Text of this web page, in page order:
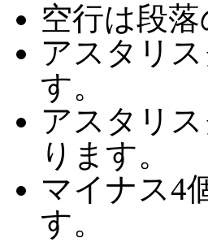
空行は段
アスタリ
す。
アスタリ
ります。
マイナス4
す。